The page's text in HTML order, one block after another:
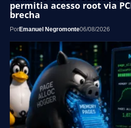
permitia acesso root via
brecha
PorEmanuel Negromonte06/08/2026